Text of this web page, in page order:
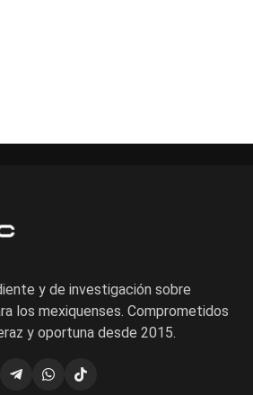
entradas
y de investigación sobre
los mexiquenses. Comprometidos
y oportuna desde 2015.